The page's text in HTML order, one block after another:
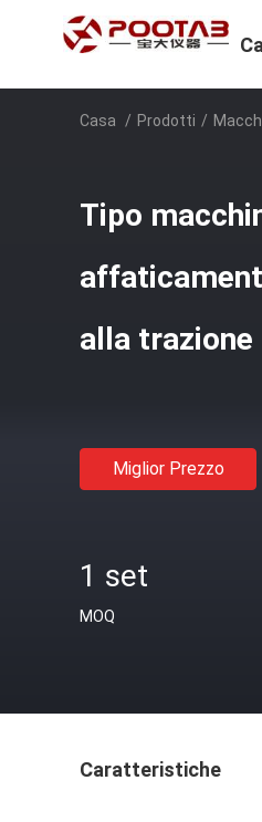
Casa / Prodotti /
Tipo
alla trazione
Miglior Prezzo
1 set
MOQ
Caratteristiche